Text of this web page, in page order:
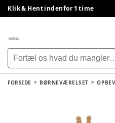
Klik & Hent indenfor 1 time
MENU
FORSIDE BØRNEVÆRELSET